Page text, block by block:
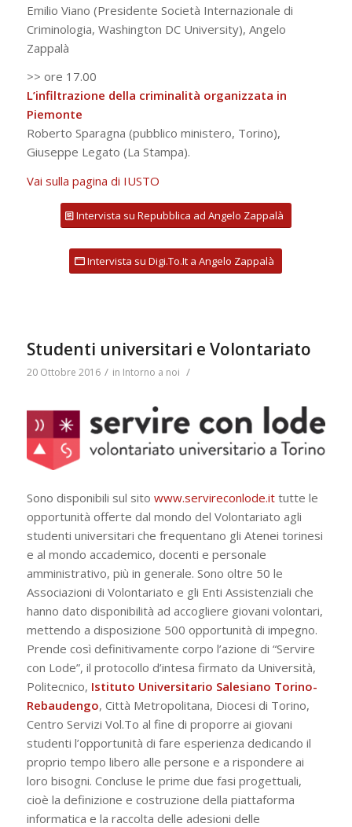
Emilio Viano (Presidente Società Internazionale di
Criminologia, Washington DC University), Angelo
Zappalà
>> ore 17.00
L’infiltrazione della criminalità organizzata in
Piemonte
Roberto Sparagna (pubblico ministero, Torino),
Giuseppe Legato (La Stampa).
Vai sulla pagina di IUSTO
Intervista su Repubblica ad Angelo Zappalà
Intervista su Digi.To.It a Angelo Zappalà
Studenti universitari e Volontariato
20 Ottobre 2016 / in Intorno a noi /
Sono disponibili sul sito www.servireconlode.ittutte le
opportunità offerte dal mondo del Volontariato agli
studenti universitari che frequentano gli Atenei torinesi
e al mondo accademico, docenti e personale
amministrativo, più in generale. Sono oltre 50 le
Associazioni di Volontariato e gli Enti Assistenziali che
hanno dato disponibilità ad accogliere giovani volontari,
mettendo a disposizione 500 opportunità di impegno.
Prende così definitivamente corpo l’azione di “Servire
con Lode”, il protocollo d’intesa firmato da Università,
Politecnico, Istituto Universitario Salesiano Torino-
Rebaudengo, Città Metropolitana, Diocesi di Torino,
Centro Servizi Vol.To al fine di proporre ai giovani
studenti l’opportunità di fare esperienza dedicando il
proprio tempo libero alle persone e a rispondere ai
loro bisogni. Concluse le prime due fasi progettuali,
cioè la definizione e costruzione della piattaforma
informatica e la raccolta delle adesioni delle